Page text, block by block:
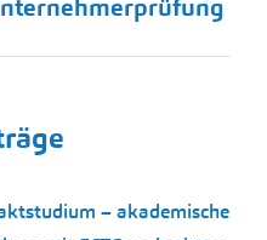
– akademische